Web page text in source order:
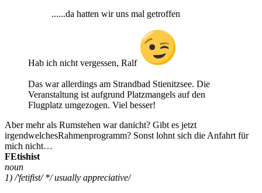
......da hatten wir uns mal getroffen
Hab ich nicht vergessen, Ralf
Das war allerdings am Strandbad Stienitzsee. Die
Veranstaltung ist aufgrund Platzmangels auf den
Flugplatz umgezogen. Viel besser!
Aber mehr als Rumstehen war danicht? Gibt es jetzt
irgendwelchesRahmenprogramm? Sonst lohnt sich die Anfahrt für
mich nicht…
FEtishist
noun
1) /'fetifist/ */ usually appreciative/